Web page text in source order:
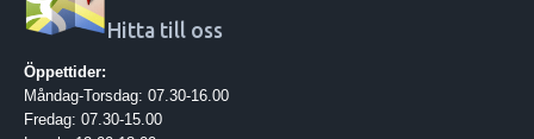
Hitta till oss
Öppettider:
Måndag-Torsdag: 07.30-16.00
Fredag: 07.30-15.00